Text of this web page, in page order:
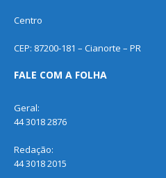
Centro
CEP: 87200-181 – Cianorte – PR
FALE COM A FOLHA
Geral:
44 3018 2876
Redação:
44 3018 2015